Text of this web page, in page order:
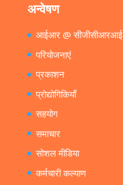
अन्वेषण
आईआर @ सीजीसीआरआई
परियोजनाएं
प्रकाशन
प्रोद्योगिकियाँ
सहयोग
समाचार
सोशल मीडिया
कर्मचारी कल्याण